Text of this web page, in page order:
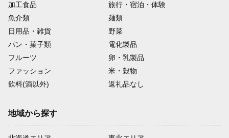
加工食品
旅行・宿泊・体験
魚介類
麺類
日用品・雑貨
野菜
パン・菓子類
電化製品
フルーツ
卵・乳製品
ファッション
米・穀物
飲料(酒以外)
返礼品なし
地域から探す